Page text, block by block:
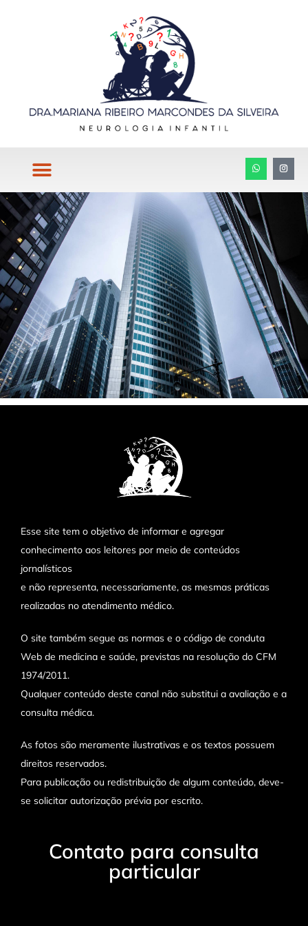
Esse site tem o objetivo de informar e agregar
conhecimento aos leitores por meio de conteúdos
jornalísticos
e não representa, necessariamente, as mesmas práticas
realizadas no atendimento médico.
O site também segue as normas e o código de conduta
Web de medicina e saúde, previstas na resolução do CFM
1974/2011.
Qualquer conteúdo deste canal não substitui a avaliação e a
consulta médica.
As fotos são meramente ilustrativas e os textos possuem
direitos reservados.
Para publicação ou redistribuição de algum conteúdo, deve-
se solicitar autorização prévia por escrito.
Contato para consulta
particular